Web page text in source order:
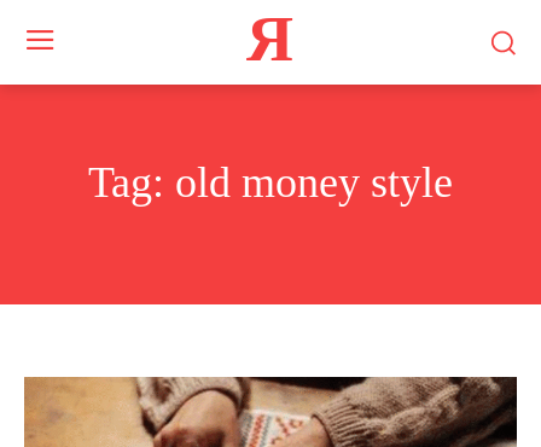
Я
Tag: old money style